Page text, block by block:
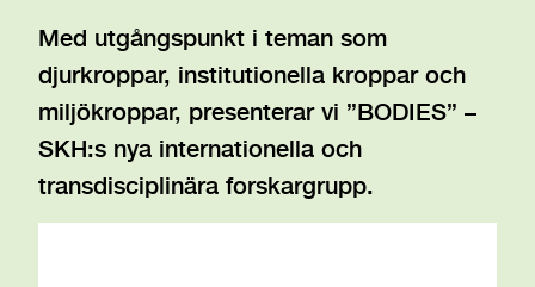
Med utgångspunkt i teman som
djurkroppar, institutionella kroppar och
miljökroppar, presenterar vi ”BODIES” –
SKH:s nya internationella och
transdisciplinära forskargrupp.